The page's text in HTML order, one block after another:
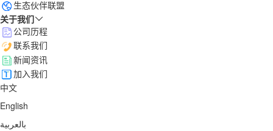
生态伙伴联盟
关于我们
公司历程
联系我们
新闻资讯
加入我们
中文
English
بالعربية